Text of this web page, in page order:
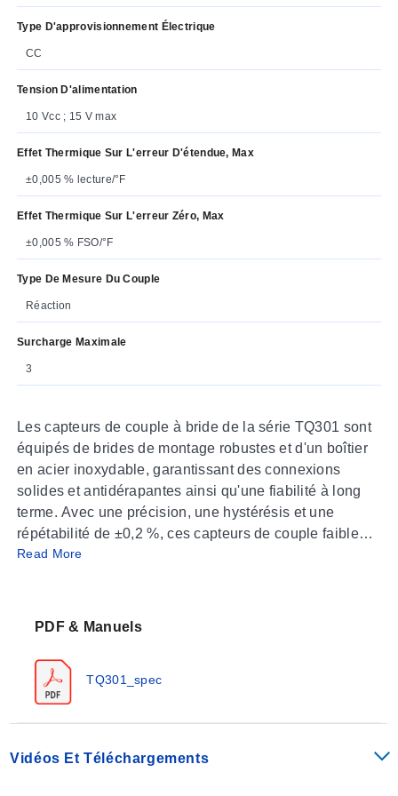
Type D'approvisionnement Électrique
CC
Tension D'alimentation
10 Vcc ; 15 V max
Effet Thermique Sur L'erreur D'étendue, Max
±0,005 % lecture/°F
Effet Thermique Sur L'erreur Zéro, Max
±0,005 % FSO/°F
Type De Mesure Du Couple
Réaction
Surcharge Maximale
3
Les capteurs de couple à bride de la série TQ301 sont
équipés de brides de montage robustes et d'un boîtier
en acier inoxydable, garantissant des connexions
solides et antidérapantes ainsi qu'une fiabilité à long
terme. Avec une précision, une hystérésis et une
répétabilité de ±0,2 %, ces capteurs de couple faible
sont conçus pour les environnements industriels
Read More
PDF & Manuels
TQ301_spec
Vidéos Et Téléchargements